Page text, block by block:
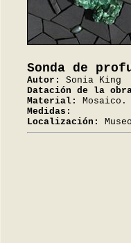
Sonda de
Autor:
Sonia King
Datación de la
Material:
Mosaico.
Medidas:
Localización: